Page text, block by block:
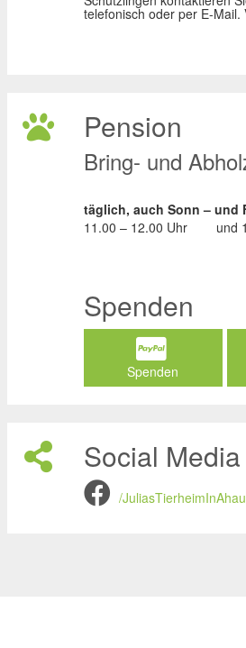
telefonisch oder per E-Mail.
Pension
Bring- und
täglich, auch Sonn – und
11.00 – 12.00 Uhr
und
Spenden
Spenden
Social Media
/